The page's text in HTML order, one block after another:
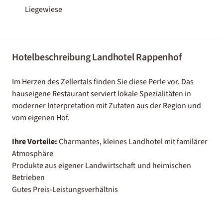
Liegewiese
Hotelbeschreibung Landhotel Rappenhof
Im Herzen des Zellertals finden Sie diese Perle vor. Das
hauseigene Restaurant serviert lokale Spezialitäten in
moderner Interpretation mit Zutaten aus der Region und
vom eigenen Hof.
Ihre Vorteile:Charmantes, kleines Landhotel mit familärer
Atmosphäre
Produkte aus eigener Landwirtschaft und heimischen
Betrieben
Gutes Preis-Leistungsverhältnis